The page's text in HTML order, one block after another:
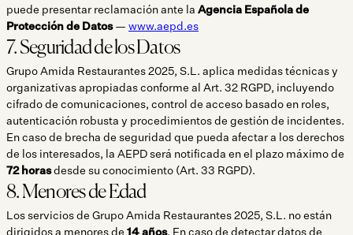
puede presentar reclamación ante la Agencia Española de
Protección de Datos— www.aepd.es
7. Seguridad de los Datos
Grupo Amida Restaurantes 2025, S.L. aplica medidas técnicas y
organizativas apropiadas conforme al Art. 32 RGPD, incluyendo
cifrado de comunicaciones, control de acceso basado en roles,
autenticación robusta y procedimientos de gestión de incidentes.
En caso de brecha de seguridad que pueda afectar a los derechos
de los interesados, la AEPD será notificada en el plazo máximo de
72 horasdesde su conocimiento (Art. 33 RGPD).
8. Menores de Edad
Los servicios de Grupo Amida Restaurantes 2025, S.L. no están
dirigidos a menores de 14 años. En caso de detectar datos de